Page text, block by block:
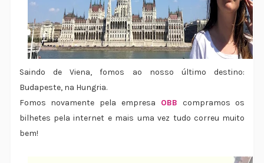
Saindo de Viena, fomos ao nosso último destino:
Budapeste, na Hungria.
Fomos novamente pela empresa OBB compramos os
bilhetes pela internet e mais uma vez tudo correu muito
bem!